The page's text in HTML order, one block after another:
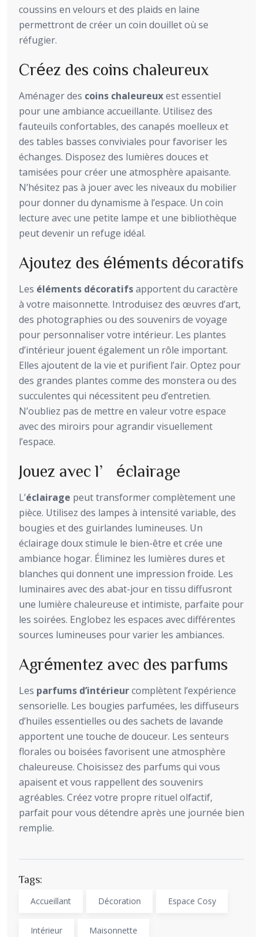
coussins en velours et des plaids en laine
permettront de créer un coin douillet où se
réfugier.
Créez des coins chaleureux
Aménager des coins chaleureuxest essentiel
pour une ambiance accueillante. Utilisez des
fauteuils confortables, des canapés moelleux et
des tables basses conviviales pour favoriser les
échanges. Disposez des lumières douces et
tamisées pour créer une atmosphère apaisante.
N’hésitez pas à jouer avec les niveaux du mobilier
pour donner du dynamisme à l’espace. Un coin
lecture avec une petite lampe et une bibliothèque
peut devenir un refuge idéal.
Ajoutez des éléments décoratifs
Les éléments décoratifsapportent du caractère
à votre maisonnette. Introduisez des œuvres d’art,
des photographies ou des souvenirs de voyage
pour personnaliser votre intérieur. Les plantes
d’intérieur jouent également un rôle important.
Elles ajoutent de la vie et purifient l’air. Optez pour
des grandes plantes comme des monstera ou des
succulentes qui nécessitent peu d’entretien.
N’oubliez pas de mettre en valeur votre espace
avec des miroirs pour agrandir visuellement
l’espace.
Jouez avec l’éclairage
L’éclairage peut transformer complètement une
pièce. Utilisez des lampes à intensité variable, des
bougies et des guirlandes lumineuses. Un
éclairage doux stimule le bien-être et crée une
ambiance hogar. Éliminez les lumières dures et
blanches qui donnent une impression froide. Les
luminaires avec des abat-jour en tissu diffusront
une lumière chaleureuse et intimiste, parfaite pour
les soirées. Englobez les espaces avec différentes
sources lumineuses pour varier les ambiances.
Agrémentez avec des parfums
Les parfums d’intérieurcomplètent l’expérience
sensorielle. Les bougies parfumées, les diffuseurs
d’huiles essentielles ou des sachets de lavande
apportent une touche de douceur. Les senteurs
florales ou boisées favorisent une atmosphère
chaleureuse. Choisissez des parfums qui vous
apaisent et vous rappellent des souvenirs
agréables. Créez votre propre rituel olfactif,
parfait pour vous détendre après une journée bien
remplie.
Tags:
Accueillant Décoration Espace Cosy
Intérieur Maisonnette